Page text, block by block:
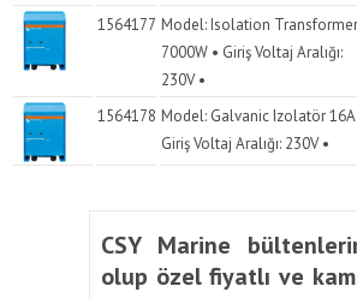
1564177 Model: Isolation
7000W • Giriş Voltaj Aralığı:
230V •
1564178 Model: Galvanic Izolatör 16A
Giriş Voltaj Aralığı: 230V •
CSY Marine
olup özel fiyatlı ve